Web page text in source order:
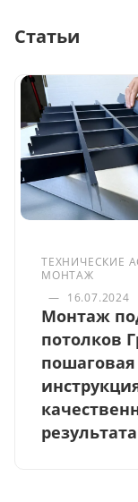
Статьи
ТЕХНИЧЕСКИЕ
МОНТАЖ
— 16.07.2024
Монтаж
потолков
пошаговая
результата